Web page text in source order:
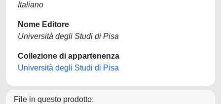
Italiano
Nome Editore
Università degli Studi di Pisa
Collezione di appartenenza
Università degli Studi di Pisa
File in questo prodotto: